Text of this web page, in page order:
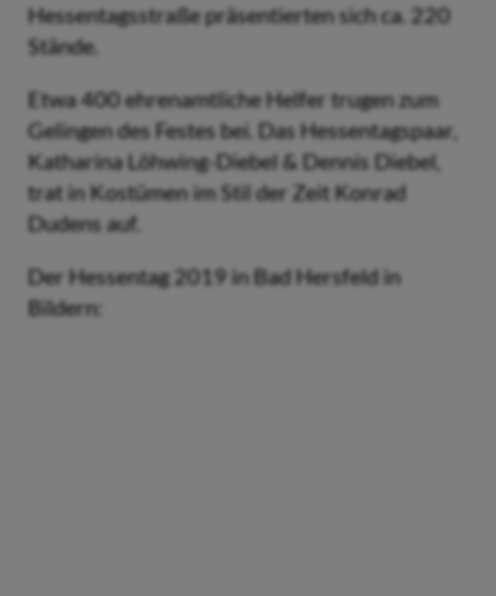
Hessentagsstraße präsentierten sich ca. 220
Stände.
Etwa 400 ehrenamtliche Helfer trugen zum
Gelingen des Festes bei. Das Hessentagspaar,
Katharina Löhwing-Diebel & Dennis Diebel,
trat in Kostümen im Stil der Zeit Konrad
Dudens auf.
Der Hessentag 2019 in Bad Hersfeld in
Bildern: